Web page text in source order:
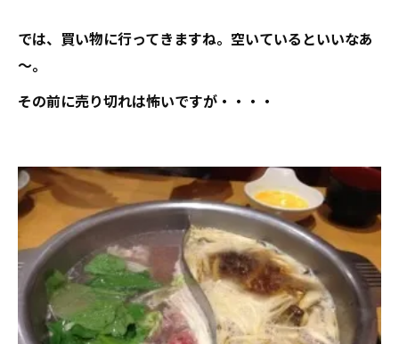
では、買い物に行ってきますね。空いているといいなあ
～。
その前に売り切れは怖いですが・・・・